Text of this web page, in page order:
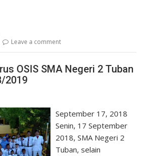
Leave a comment
OSIS SMA Negeri 2 Tuban
2019
September 17, 2018
Senin, 17 September
2018, SMA Negeri 2
Tuban, selain